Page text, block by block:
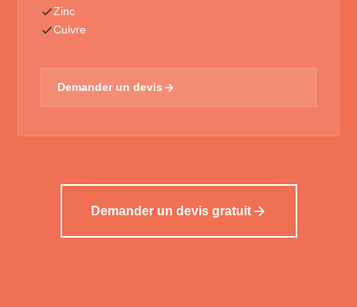
Zinc
Cuivre
Demander un devis
Demander un devis gratuit